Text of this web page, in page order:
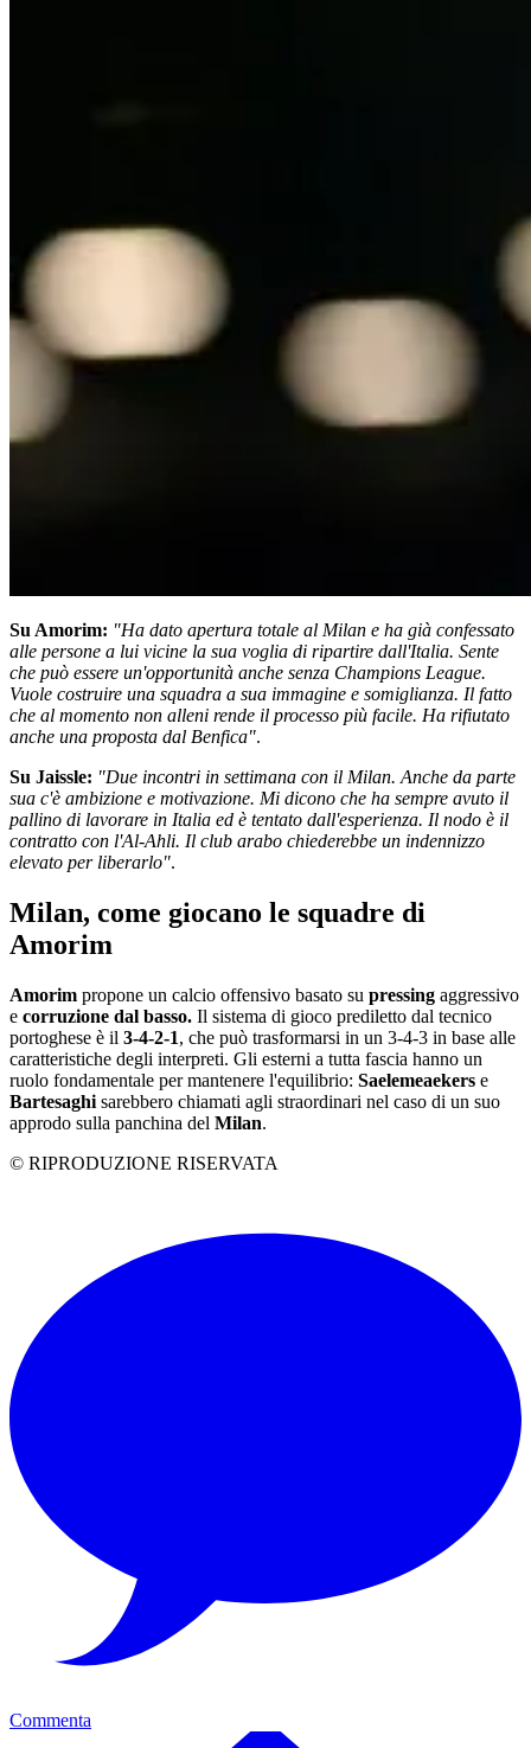
Su Amorim: "Ha dato apertura totale al Milan e ha già confessato
alle persone a lui vicine la sua voglia di ripartire dall'Italia. Sente
che può essere un'opportunità anche senza Champions League.
Vuole costruire una squadra a sua immagine e somiglianza. Il fatto
che al momento non alleni rende il processo più facile. Ha rifiutato
anche una proposta dal Benfica".
Su Jaissle: "Due incontri in settimana con il Milan. Anche da parte
sua c'è ambizione e motivazione. Mi dicono che ha sempre avuto il
pallino di lavorare in Italia ed è tentato dall'esperienza. Il nodo è il
contratto con l'Al-Ahli. Il club arabo chiederebbe un indennizzo
elevato per liberarlo".
Milan, come giocano le squadre di
Amorim
Amorim propone un calcio offensivo basato su pressing aggressivo
e corruzione dal basso. Il sistema di gioco prediletto dal tecnico
portoghese è il 3-4-2-1, che può trasformarsi in un 3-4-3 in base alle
caratteristiche degli interpreti. Gli esterni a tutta fascia hanno un
ruolo fondamentale per mantenere l'equilibrio: Saelemeaekers e
Bartesaghi sarebbero chiamati agli straordinari nel caso di un suo
approdo sulla panchina del Milan.
© RIPRODUZIONE RISERVATA
Commenta